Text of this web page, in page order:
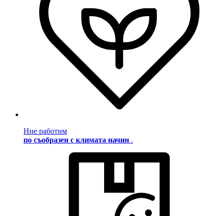
Ние работим
по съобразен с климата начин .